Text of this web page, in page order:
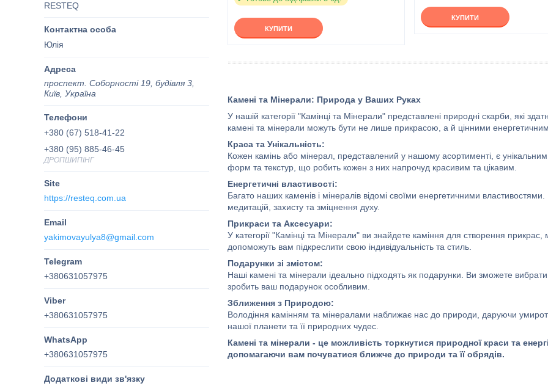
RESTEQ
Юлія
проспект. Соборності 19, будівля 3,
Київ, Україна
+380 (67) 518-41-22
+380 (95) 885-46-45
ДРОПШИПІНГ
https://resteq.com.ua
yakimovayulya8@gmail.com
+380631057975
+380631057975
+380631057975
КУПИТИ
КУПИТИ
Камені та Мінерали: Природа у Ваших Руках
У нашій категорії "Камінці та Мінерали" представлені природні скарби, які
камені та мінерали можуть бути не лише прикрасою, а й цінними
Краса та Унікальність:
Кожен камінь або мінерал, представлений у нашому асортименті, є унікальним
форм та текстур, що робить кожен з них напрочуд красивим та цікавим.
Енергетичні властивості:
Багато наших каменів і мінералів відомі своїми енергетичними
медитацій, захисту та зміцнення духу.
Прикраси та Аксесуари:
У категорії "Камінці та Мінерали" ви знайдете каміння для створення прикрас,
допоможуть вам підкреслити свою індивідуальність та стиль.
Подарунки зі змістом:
Наші камені та мінерали ідеально підходять як подарунки. Ви зможете
зробить ваш подарунок особливим.
Зближення з Природою:
Володіння камінням та мінералами наближає нас до природи, даруючи
нашої планети та її природних чудес.
Камені та мінерали - це можливість торкнутися природної краси та
допомагаючи вам почуватися ближче до природи та її обрядів.